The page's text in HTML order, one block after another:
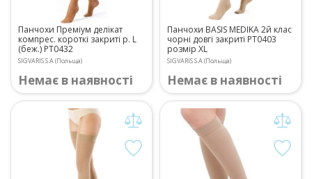
Панчохи Преміум делікат
компрес. короткі закриті р. L
(беж.) PT0432
SIGVARIS S.A (Польща)
Немає в наявності
Панчохи BASIS MEDIKA 2й клас
чорні довгі закриті РТ0403
розмір XL
SIGVARIS S.A (Польща)
Немає в наявності